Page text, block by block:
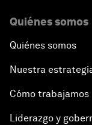
Quiénes somos
Quiénes somos
Nuestra
Cómo trabajamos
Liderazgo y